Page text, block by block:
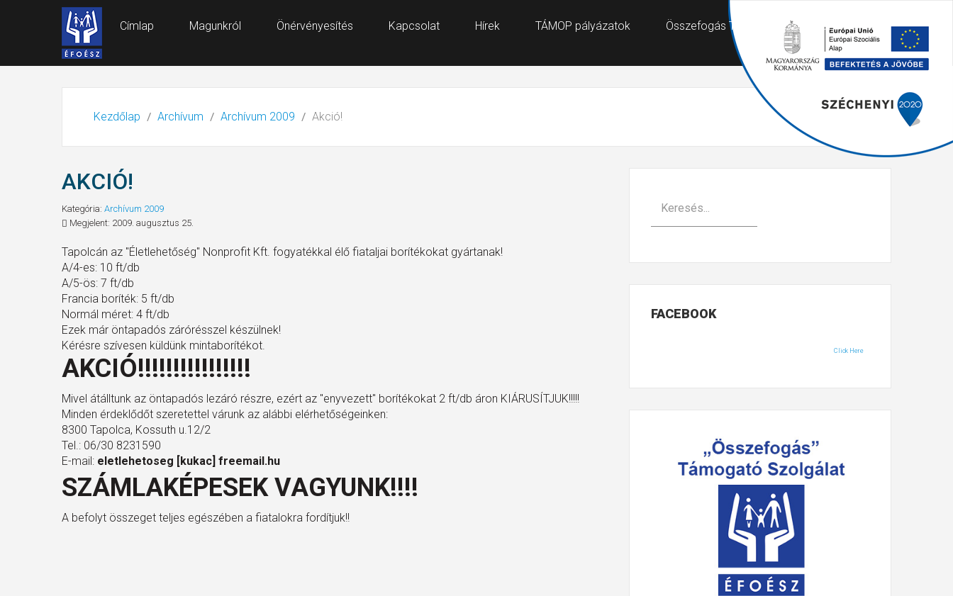
Címlap Magunkról Önérvényesítés Kapcsolat Hírek TÁMOP pályázatok Összefogás Támogató Szolgálat
Kezdőlap Archívum Archívum 2009 Akció!
AKCIÓ!
Kategória: Archívum 2009
Megjelent: 2009. augusztus 25.
Tapolcán az "Életlehetőség" Nonprofit Kft. fogyatékkal élő fiataljai borítékokat gyártanak!
A/4-es: 10 ft/db
A/5-ös: 7 ft/db
Francia boríték: 5 ft/db
Normál méret: 4 ft/db
Ezek már öntapadós zárórésszel készülnek!
Kérésre szívesen küldünk mintaborítékot.
AKCIÓ!!!!!!!!!!!!!!!!
Mivel átálltunk az öntapadós lezáró részre, ezért az "enyvezett" borítékokat 2 ft/db áron KIÁRUSÍTJUK!!!!!
Minden érdeklődőt szeretettel várunk az alábbi elérhetőségeinken:
8300 Tapolca, Kossuth u.12/2
Tel.: 06/30 8231590
E-mail: eletlehetoseg [kukac] freemail.hu
SZÁMLAKÉPESEK VAGYUNK!!!!
A befolyt összeget teljes egészében a fiatalokra fordítjuk!!
FACEBOOK
Click Here